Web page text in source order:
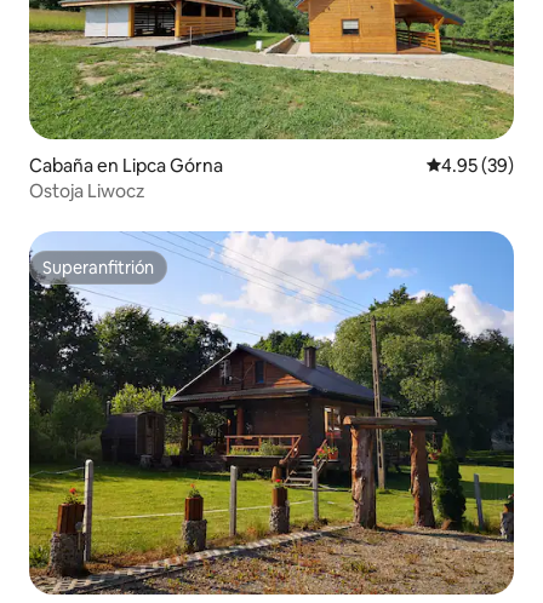
Cabaña en Lipca Górna Calificación
4.95 (39)
Ostoja Liwocz
Superanfitrión
Superanfitrión